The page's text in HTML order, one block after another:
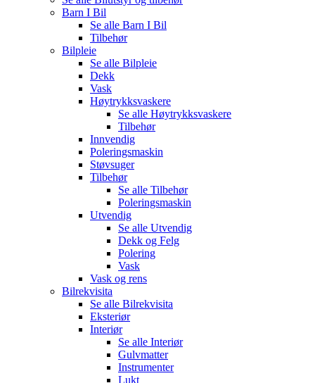
Barn I Bil
Se alle Barn I Bil
Tilbehør
Bilpleie
Se alle Bilpleie
Dekk
Vask
Høytrykksvaskere
Se alle Høytrykksvaskere
Tilbehør
Innvendig
Poleringsmaskin
Støvsuger
Tilbehør
Se alle Tilbehør
Poleringsmaskin
Utvendig
Se alle Utvendig
Dekk og Felg
Polering
Vask
Vask og rens
Bilrekvisita
Se alle Bilrekvisita
Eksteriør
Interiør
Se alle Interiør
Gulvmatter
Instrumenter
Lukt